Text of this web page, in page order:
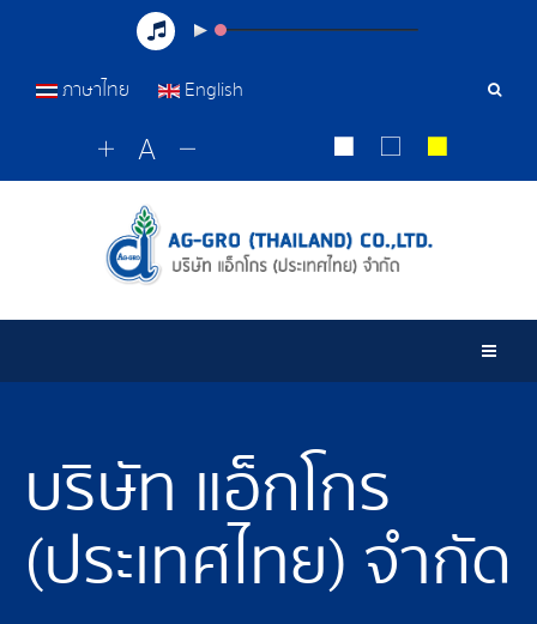
เครื่อ
ภาษาไทย English
บริษัท แอ็กโกร
(ประเทศไทย) จำกัด